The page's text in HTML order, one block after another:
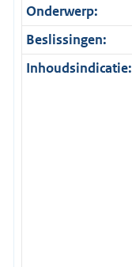
Onderwerp:
Beslissingen:
Inhoudsindicatie: